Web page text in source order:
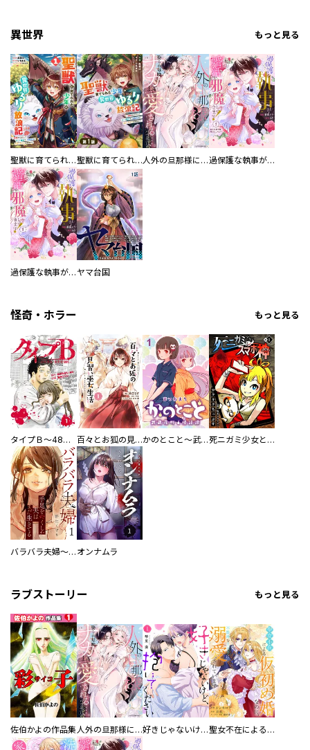
異世界 もっと見る
聖獣に育てられた少年の異世界ゆるり放浪記～神様からもらったチート魔法で、仲間たちとスローライフを満喫中～ 聖獣に育てられた少年の異世界ゆるり放浪記～神様からもらったチート魔法で、仲間たちとスローライフを満喫中～【分冊版】 人外の旦那様に娶られ毎晩ナカまで愛される…。アンソロジー 過保護な執事が私の婚活を邪魔してきます！ 分冊版
過保護な執事が私の婚活を邪魔してきます！ ヤマ台国
怪奇・ホラー もっと見る
タイプＢ～48時間後、致死率100％～【単話】 百々とお狐の見習い巫女生活【単行本版】 かのとこと～武蔵花町怪話譚～ 【連載版】 死ニガミ少女とスマホ神
バラバラ夫婦～手足をなくした夫はまだ生きてる オンナムラ
ラブストーリー もっと見る
佐伯かよの作品集 人外の旦那様に娶られ毎晩ナカまで愛される…。アンソロジー 好きじゃないけど、抱いてください【電子単行本版／特典おまけ付き】 聖女不在による仮初め婚なのに、不器用な王太子に溺愛されています【電子単行本版／特典おまけ付き】